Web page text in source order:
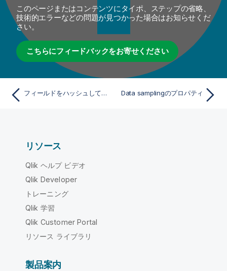
このページまたはコンテンツにタイポ、ステップの省略、
技術的エラーなどの問題が見つかった場合はお知らせくだ
さい。
こちらにフィードバックをお寄せください
フィールドをハッシュしてデータを安全に比較 Data samplingのプロパティ
リソース
Qlik ヘルプ ビデオ
Qlik Developer
トレーニング
Qlik 学習
Qlik Customer Portal
リソース ライブラリ
製品案内